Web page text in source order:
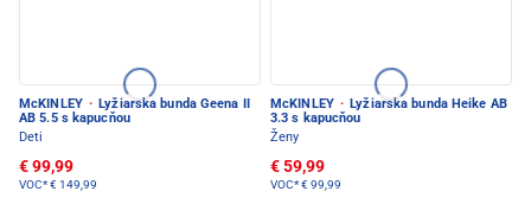
McKINLEY · Lyžiarska bunda Geena II
AB 5.5 s kapucňou
Deti
€ 99,99
VOC*€ 149,99
McKINLEY · Lyžiarska bunda Heike AB
3.3 s kapucňou
Ženy
€ 59,99
VOC*€ 99,99